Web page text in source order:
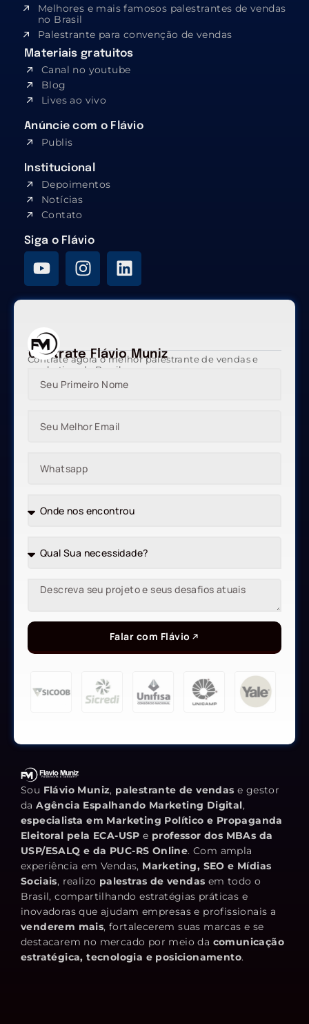
Melhores e mais famosos palestrantes de vendas
no Brasil
Palestrante para convenção de vendas
Materiais gratuitos
Canal no youtube
Blog
Lives ao vivo
Anúncie com o Flávio
Publis
Institucional
Depoimentos
Notícias
Contato
Siga o Flávio
Contrate Flávio Muniz
Contrate agora o melhor palestrante de vendas e
marketing do Brasil
Falar com Flávio
Sou Flávio Muniz, palestrante de vendas e gestor
daAgência Espalhando Marketing Digital,
especialista em Marketing Político e Propaganda
Eleitoral pela ECA-USP e professor dos MBAs da
USP/ESALQ e da PUC-RS Online. Com ampla
experiência em Vendas, Marketing, SEO e Mídias
Sociais, realizo palestras de vendas em todo o
Brasil, compartilhando estratégias práticas e
inovadoras que ajudam empresas e profissionais a
venderem mais, fortalecerem suas marcas e se
destacarem no mercado por meio da comunicação
estratégica, tecnologia e posicionamento.